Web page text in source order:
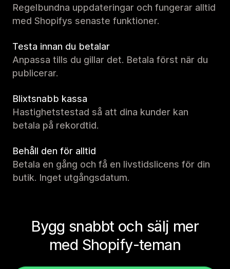
Regelbundna uppdateringar och fungerar alltid
med Shopifys senaste funktioner.
Testa innan du betalar
Anpassa tills du gillar det. Betala först när du
publicerar.
Blixtsnabb kassa
Hastighetstestad så att dina kunder kan
betala på rekordtid.
Behåll den för alltid
Betala en gång och få en livstidslicens för din
butik. Inget utgångsdatum.
Bygg snabbt och sälj mer
med Shopify-teman